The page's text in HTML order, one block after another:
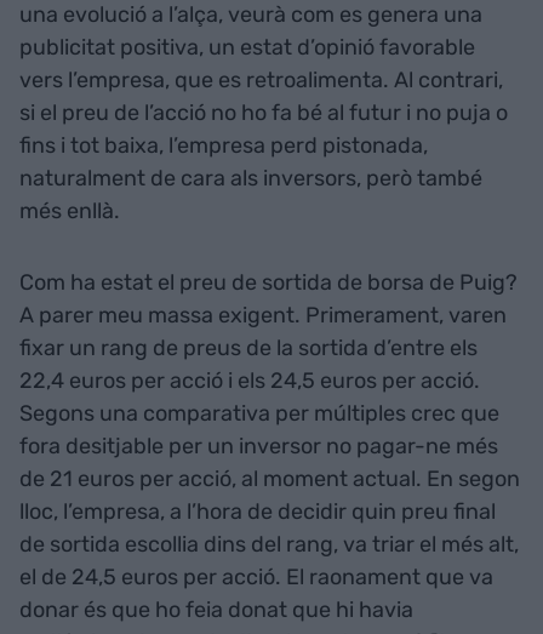
una evolució a l’alça, veurà com es genera una
publicitat positiva, un estat d’opinió favorable
vers l’empresa, que es retroalimenta. Al contrari,
si el preu de l’acció no ho fa bé al futur i no puja o
fins i tot baixa, l’empresa perd pistonada,
naturalment de cara als inversors, però també
més enllà.
Com ha estat el preu de sortida de borsa de Puig?
A parer meu massa exigent. Primerament, varen
fixar un rang de preus de la sortida d’entre els
22,4 euros per acció i els 24,5 euros per acció.
Segons una comparativa per múltiples crec que
fora desitjable per un inversor no pagar-ne més
de 21 euros per acció, al moment actual. En segon
lloc, l’empresa, a l’hora de decidir quin preu final
de sortida escollia dins del rang, va triar el més alt,
el de 24,5 euros per acció. El raonament que va
donar és que ho feia donat que hi havia